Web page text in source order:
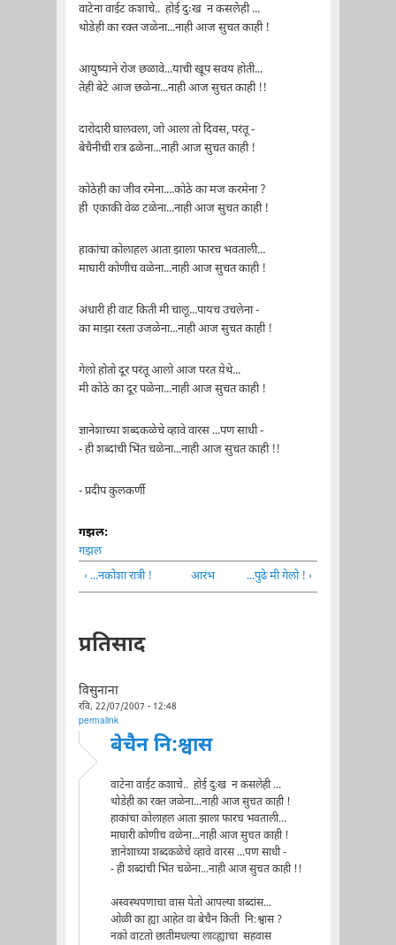
वाटेना वाईट कशाचे.. होई दुःख न कसलेही ...
थोडेही का रक्त जळेना...नाही आज सुचत काही !
आयुष्याने रोज छळावे...याची खूप सवय होती...
तेही बेटे आज छळेना...नाही आज सुचत काही !!
दारोदारी घालवला, जो आला तो दिवस, परंतू -
बेचैनीची रात्र ढळेना...नाही आज सुचत काही !
कोठेही का जीव रमेना....कोठे का मज करमेना ?
ही एकाकी वेळ टळेना...नाही आज सुचत काही !
हाकांचा कोलाहल आता झाला फारच भवताली...
माघारी कोणीच वळेना...नाही आज सुचत काही !
अंधारी ही वाट किती मी चालू...पायच उचलेना -
का माझा रस्ता उजळेना...नाही आज सुचत काही !
गेलो होतो दूर परंतू आलो आज परत य़ेथे...
मी कोठे का दूर पळेना...नाही आज सुचत काही !
ज्ञानेशाच्या शब्दकळेचे व्हावे वारस ...पण साधी -
- ही शब्दांची भिंत चळेना...नाही आज सुचत काही !!
- प्रदीप कुलकर्णी
गझल:
गझल
‹ ...नकोशा रात्री !
आरंभ ...पुढे मी गेलो ! ›
प्रतिसाद
विसुनाना
रवि, 22/07/2007 - 12:48
permalink
बेचैन नि:श्वास
वाटेना वाईट कशाचे.. होई दुःख न कसलेही ...
थोडेही का रक्त जळेना...नाही आज सुचत काही !
हाकांचा कोलाहल आता झाला फारच भवताली...
माघारी कोणीच वळेना...नाही आज सुचत काही !
ज्ञानेशाच्या शब्दकळेचे व्हावे वारस ...पण साधी -
- ही शब्दांची भिंत चळेना...नाही आज सुचत काही !!
अस्वस्थपणाचा वास येतो आपल्या शब्दांस...
ओळी का ह्या आहेत वा बेचैन किती नि:श्वास ?
नको वाटतो छातीमधल्या लाव्ह्याचा सहवास